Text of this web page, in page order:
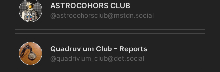
ASTROCOHORS CLUB
@astrocohorsclub@mstdn.social
Quadruvium Club - Reports
@quadrivium_club@det.social